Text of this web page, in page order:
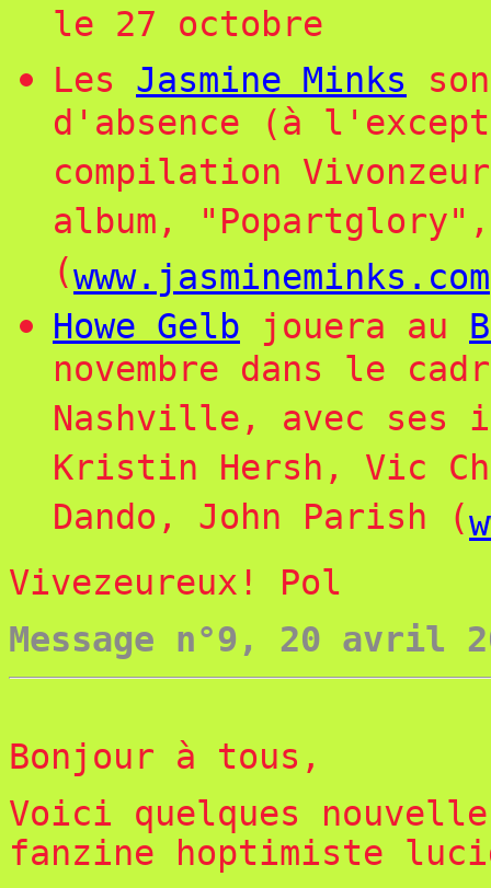
le 27 octobre
Les Jasmine Minks
d'absence (à
compilation
album,
(www.jasmineminks.com
Howe Gelb jouera au
novembre dans le
Nashville, avec ses
Kristin Hersh, Vic
Dando, John Parish (
Vivezeureux! Pol
Message n°9, 20 avril
Bonjour à tous,
Voici quelques
fanzine hoptimiste